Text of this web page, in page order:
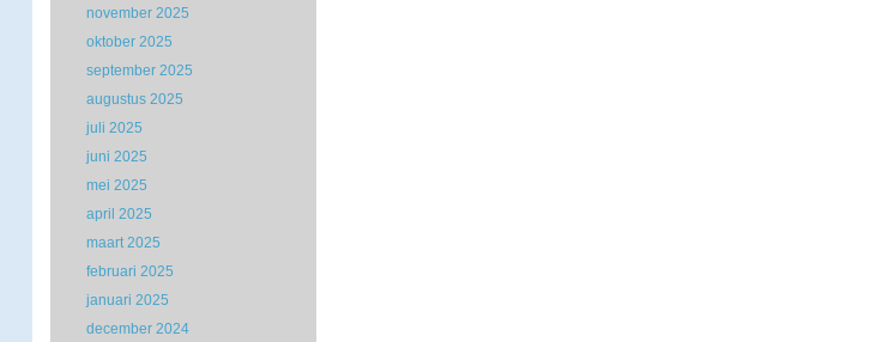
november 2025
oktober 2025
september 2025
augustus 2025
juli 2025
juni 2025
mei 2025
april 2025
maart 2025
februari 2025
januari 2025
december 2024